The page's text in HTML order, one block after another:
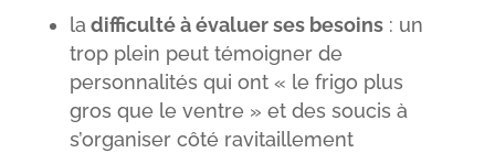
la difficulté à évaluer ses besoins: un
trop plein peut témoigner de
personnalités qui ont « le frigo plus
gros que le ventre » et des soucis à
s’organiser côté ravitaillement